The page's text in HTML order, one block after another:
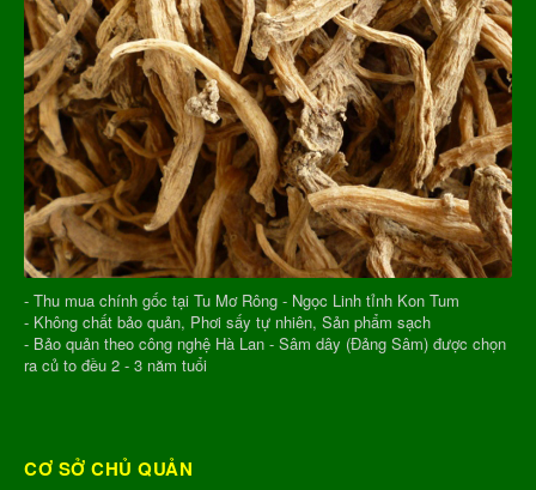
- Thu mua chính gốc tại Tu Mơ Rông - Ngọc Linh tỉnh Kon Tum
- Không chất bảo quản, Phơi sấy tự nhiên, Sản phẩm sạch
- Bảo quản theo công nghệ Hà Lan - Sâm dây (Đảng Sâm) được chọn
ra củ to đều 2 - 3 năm tuổi
CƠ SỞ CHỦ QUẢN